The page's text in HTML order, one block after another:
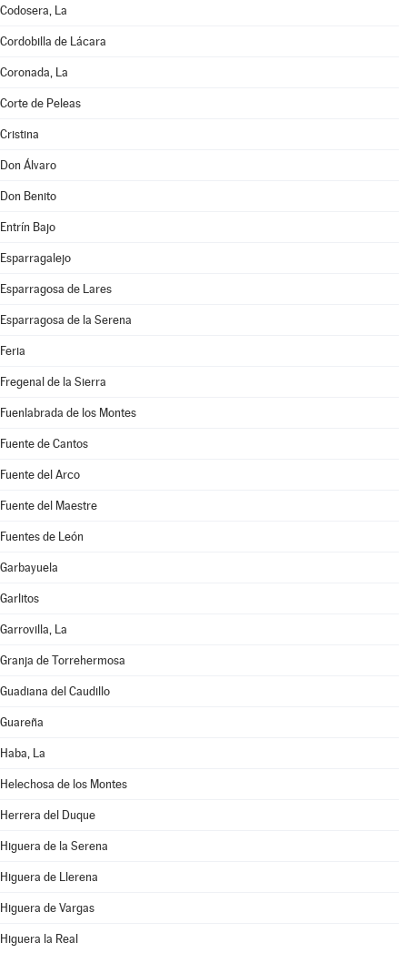
Codosera, La
Cordobilla de Lácara
Coronada, La
Corte de Peleas
Cristina
Don Álvaro
Don Benito
Entrín Bajo
Esparragalejo
Esparragosa de Lares
Esparragosa de la Serena
Feria
Fregenal de la Sierra
Fuenlabrada de los Montes
Fuente de Cantos
Fuente del Arco
Fuente del Maestre
Fuentes de León
Garbayuela
Garlitos
Garrovilla, La
Granja de Torrehermosa
Guadiana del Caudillo
Guareña
Haba, La
Helechosa de los Montes
Herrera del Duque
Higuera de la Serena
Higuera de Llerena
Higuera de Vargas
Higuera la Real